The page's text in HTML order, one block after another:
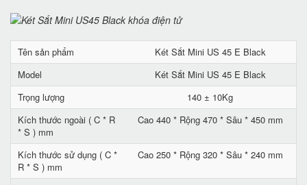
Tên sản phẩm
Két Sắt Mini US 45 E Black
Model
Két Sắt Mini US 45 E Black
Trọng lượng
140 ± 10Kg
Kích thước ngoài ( C * R
* S ) mm
Cao 440 * Rộng 470 * Sâu * 450 mm
Kích thước sử dụng ( C *
R * S ) mm
Cao 250 * Rộng 320 * Sâu * 240 mm